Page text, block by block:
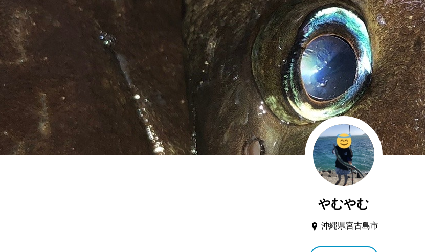
やむやむ
沖縄県宮古島市